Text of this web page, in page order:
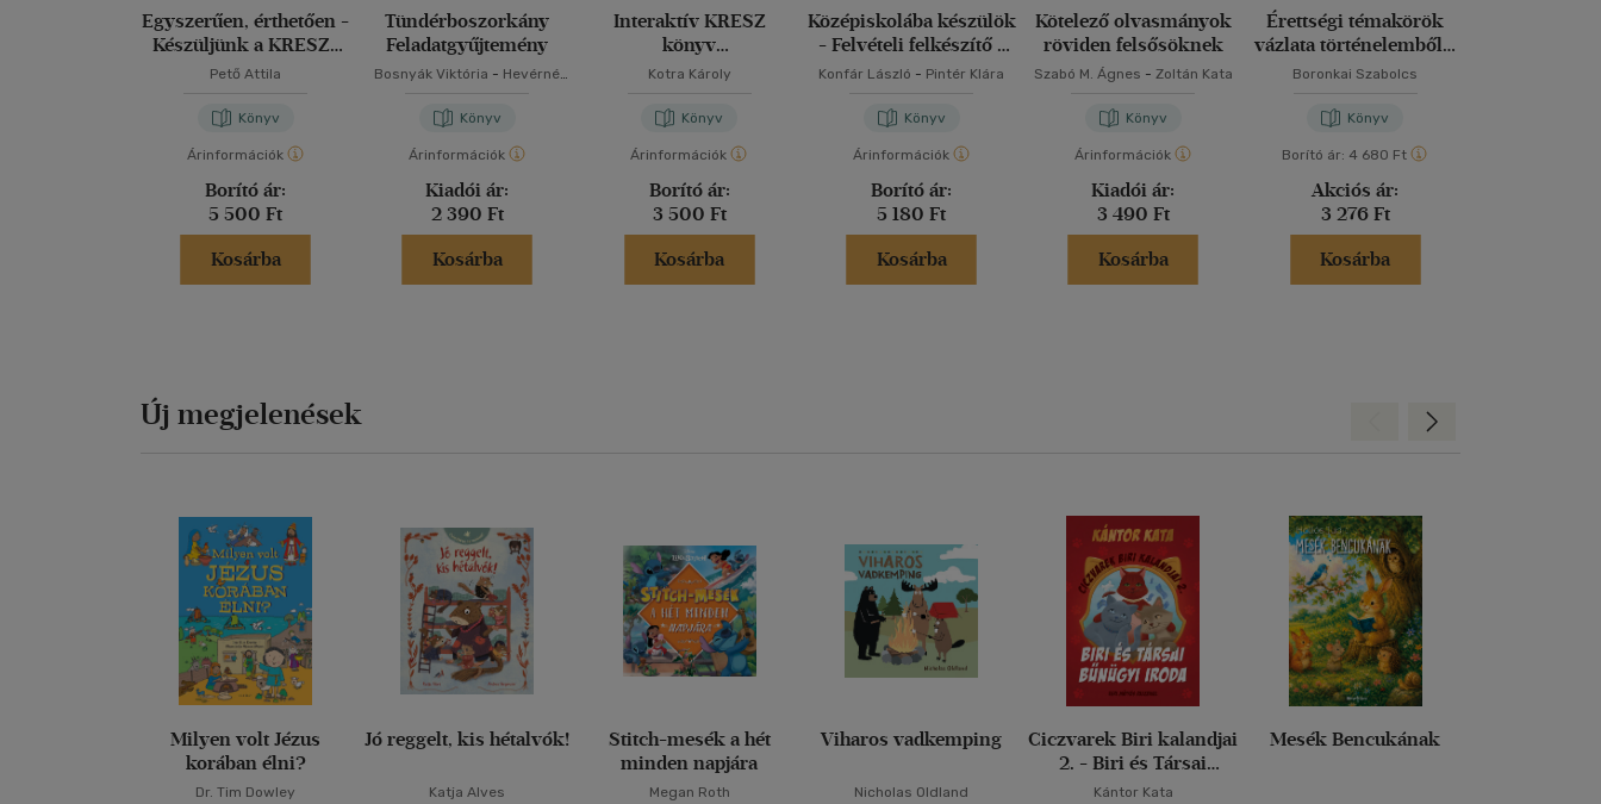
Egyszerűen, érthetően -
Készüljünk a KRESZ-
vizsgára!
Pető Attila
Könyv
Árinformációk
Borító ár:
5 500 Ft
Kosárba
Tündérboszorkány
Feladatgyűjtemény
Bosnyák Viktória - Hevérné
Könyv
Árinformációk
Kiadói ár:
2 390 Ft
Kosárba
Interaktív KRESZ
könyv
személygépkocsi-
Kotra Károly
Könyv
Árinformációk
Borító ár:
3 500 Ft
Kosárba
Középiskolába készülök
- Felvételi felkészítő -
Matematika
Konfár László - Pintér Klára
Könyv
Árinformációk
Borító ár:
5 180 Ft
Kosárba
Kötelező olvasmányok
röviden felsősöknek
Szabó M. Ágnes - Zoltán Kata
Könyv
Árinformációk
Kiadói ár:
3 490 Ft
Kosárba
Érettségi témakörök
vázlata történelemből -
középszinten
Boronkai Szabolcs
Könyv
Borító ár: 4 680 Ft
Akciós ár:
3 276 Ft
Kosárba
Új megjelenések
Milyen volt Jézus
korában élni?
Dr. Tim Dowley
Jó reggelt, kis hétalvók!
Katja Alves
Stitch-mesék a hét
minden napjára
Megan Roth
Viharos vadkemping
Nicholas Oldland
Ciczvarek Biri kalandjai
2. - Biri és Társai
Bűnügyi Iroda
Kántor Kata
Mesék Bencukának
Előre